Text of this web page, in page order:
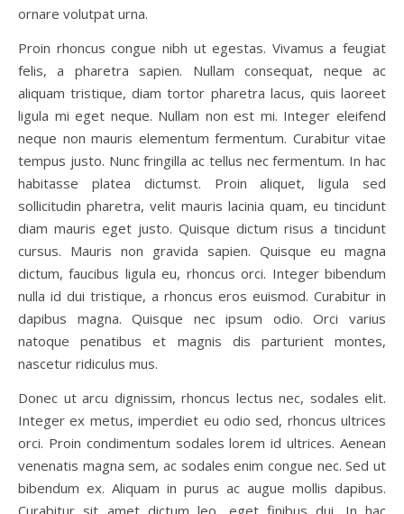
ornare volutpat urna.
Proin rhoncus congue nibh ut egestas. Vivamus a feugiat
felis, a pharetra sapien. Nullam consequat, neque ac
aliquam tristique, diam tortor pharetra lacus, quis laoreet
ligula mi eget neque. Nullam non est mi. Integer eleifend
neque non mauris elementum fermentum. Curabitur vitae
tempus justo. Nunc fringilla ac tellus nec fermentum. In hac
habitasse platea dictumst. Proin aliquet, ligula sed
sollicitudin pharetra, velit mauris lacinia quam, eu tincidunt
diam mauris eget justo. Quisque dictum risus a tincidunt
cursus. Mauris non gravida sapien. Quisque eu magna
dictum, faucibus ligula eu, rhoncus orci. Integer bibendum
nulla id dui tristique, a rhoncus eros euismod. Curabitur in
dapibus magna. Quisque nec ipsum odio. Orci varius
natoque penatibus et magnis dis parturient montes,
nascetur ridiculus mus.
Donec ut arcu dignissim, rhoncus lectus nec, sodales elit.
Integer ex metus, imperdiet eu odio sed, rhoncus ultrices
orci. Proin condimentum sodales lorem id ultrices. Aenean
venenatis magna sem, ac sodales enim congue nec. Sed ut
bibendum ex. Aliquam in purus ac augue mollis dapibus.
Curabitur sit amet dictum leo, eget finibus dui. In hac